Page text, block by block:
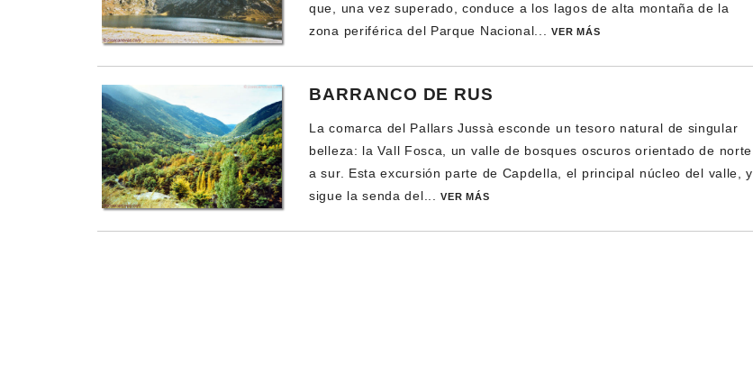
que, una vez superado, conduce a los lagos de alta montaña de la
zona periférica del Parque Nacional...VER MÁS
BARRANCO DE RUS
La comarca del Pallars Jussà esconde un tesoro natural de singular
belleza: la Vall Fosca, un valle de bosques oscuros orientado de norte
a sur. Esta excursión parte de Capdella, el principal núcleo del valle, y
sigue la senda del...VER MÁS